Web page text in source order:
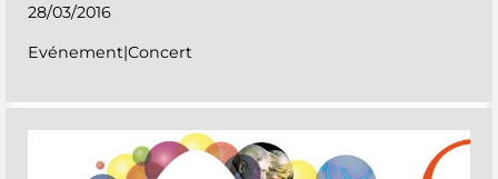
28/03/2016
Evénement|Concert